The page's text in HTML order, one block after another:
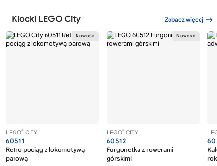
Klocki LEGO City Zobacz więcej
LEGO® CITY
60511
Retro pociąg z lokomotywą
parową
LEGO® CITY
60512
Furgonetka z rowerami
górskimi
rok